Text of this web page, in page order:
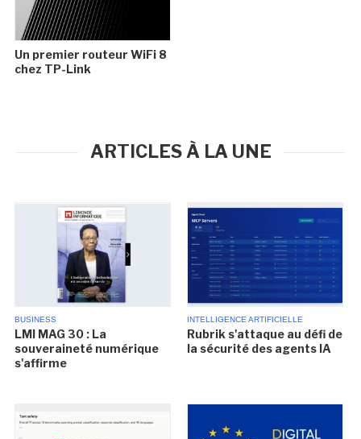
Un premier routeur WiFi 8
chez TP-Link
ARTICLES À LA UNE
BUSINESS
LMI MAG 30 : La
souveraineté numérique
s'affirme
INTELLIGENCE ARTIFICIELLE
Rubrik s'attaque au défi de
la sécurité des agents IA